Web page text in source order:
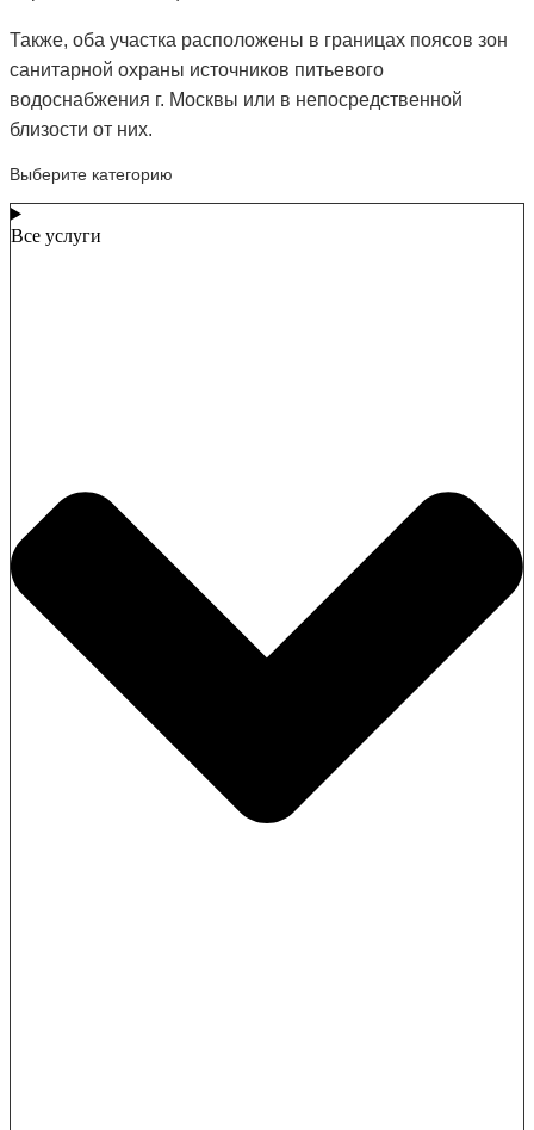
Также, оба участка расположены в границах поясов зон
санитарной охраны источников питьевого
водоснабжения г. Москвы или в непосредственной
близости от них.
Выберите категорию
Все услуги